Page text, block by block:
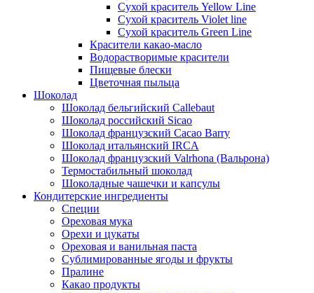
Сухой краситель Yellow Line
Сухой краситель Violet line
Сухой краситель Green Line
Красители какао-масло
Водорастворимые красители
Пищевые блески
Цветочная пыльца
Шоколад
Шоколад бельгийский Callebaut
Шоколад российский Sicao
Шоколад французский Cacao Barry
Шоколад итальянский IRCA
Шоколад французский Valrhona (Вальрона)
Термостабильный шоколад
Шоколадные чашечки и капсулы
Кондитерские ингредиенты
Специи
Ореховая мука
Орехи и цукаты
Ореховая и ванильная паста
Сублимированные ягоды и фрукты
Пралине
Какао продукты